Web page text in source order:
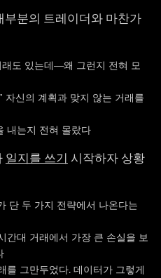
분의 트레이더와 마찬가
도 있는데—왜 그런지 전혀 모
자신의 계획과 맞지 않는 거래를
내는지 전혀 몰랐다
일지를 쓰기 시작하자 상황
단 두 가지 전략에서 나온다는
간대 거래에서 가장 큰 손실을 보
를 그만두었다. 데이터가 그렇게